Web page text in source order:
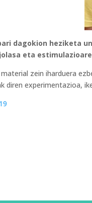
dagokion heziketa
eta
zein iharduera
diren experimentazioa,